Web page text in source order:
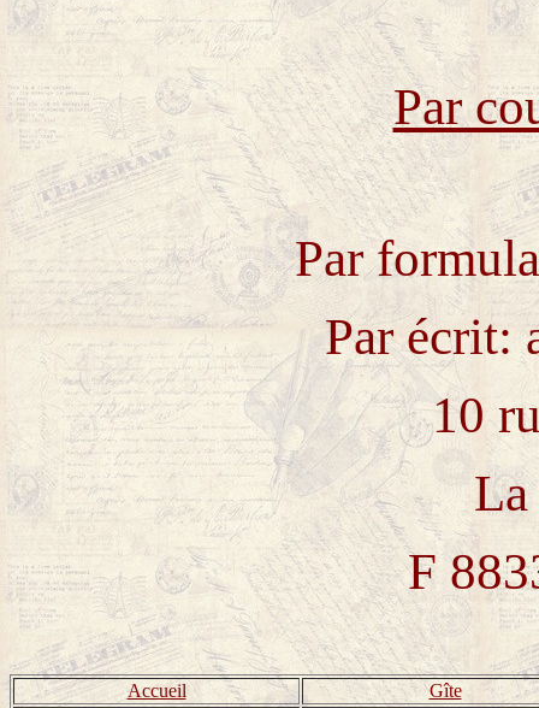
Par
Par
Par écrit:
10
La
F
Accueil
Gîte